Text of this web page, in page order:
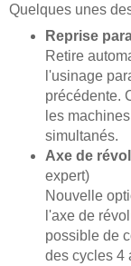
Quelques unes
Reprise
Retire
l'usinage
précédente.
les
simultanés.
Axe de
expert)
Nouvelle
l'axe de
possible de
des cycles 4